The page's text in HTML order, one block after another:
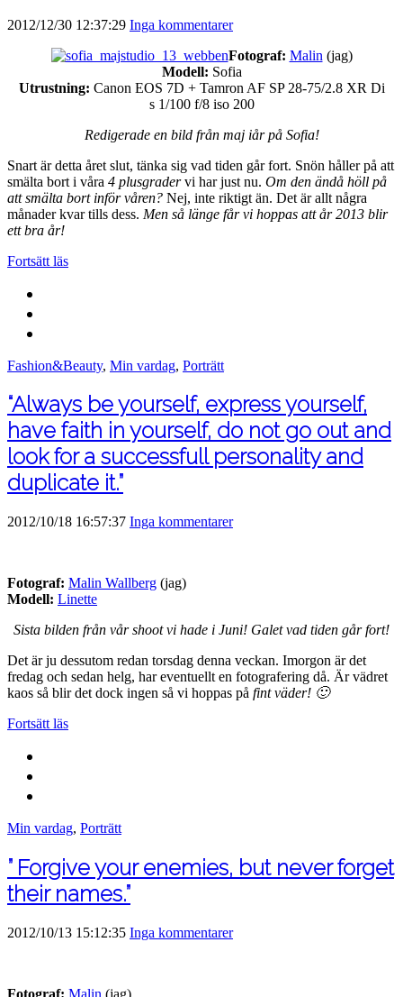
2012/12/30 12:37:29 Inga kommentarer
Fotograf: Malin (jag)
Modell: Sofia
Utrustning: Canon EOS 7D + Tamron AF SP 28-75/2.8 XR Di
s 1/100 f/8 iso 200
Redigerade en bild från maj iår på Sofia!
Snart är detta året slut, tänka sig vad tiden går fort. Snön håller på att
smälta bort i våra 4 plusgradervi har just nu. Om den ändå höll på
att smälta bort inför våren? Nej, inte riktigt än. Det är allt några
månader kvar tills dess. Men så länge får vi hoppas att år 2013 blir
ett bra år!
Fortsätt läs
Fashion&Beauty, Min vardag, Porträtt
“Always be yourself, express yourself,
have faith in yourself, do not go out and
look for a successfull personality and
duplicate it.”
2012/10/18 16:57:37 Inga kommentarer
Fotograf: Malin Wallberg (jag)
Modell: Linette
Sista bilden från vår shoot vi hade i Juni! Galet vad tiden går fort!
Det är ju dessutom redan torsdag denna veckan. Imorgon är det
fredag och sedan helg, har eventuellt en fotografering då. Är vädret
kaos så blir det dock ingen så vi hoppas på fint väder! 🙂
Fortsätt läs
Min vardag, Porträtt
” Forgive your enemies, but never forget
their names.”
2012/10/13 15:12:35 Inga kommentarer